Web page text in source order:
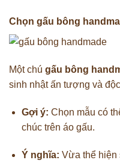
Chọn gấu bông
Một chú gấu bông
sinh nhật ấn tượng và
Gợi ý: Chọn mẫu có
chúc trên áo gấu.
Ý nghĩa: Vừa thể hiện